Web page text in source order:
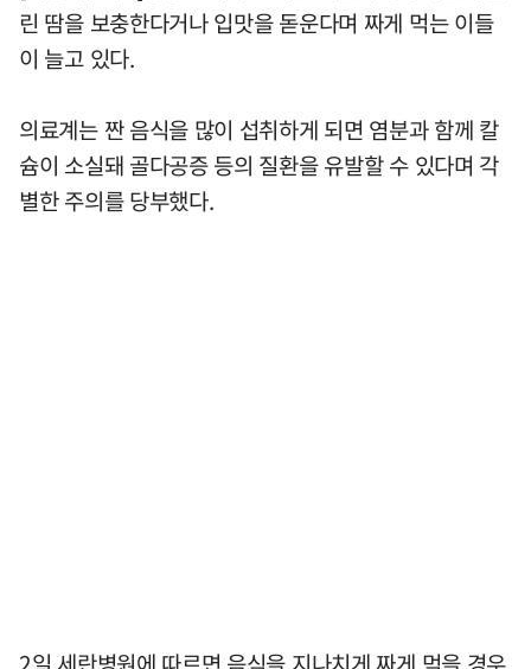
린 땀을 보충한다거나 입맛을 돋운다며 짜게 먹는 이들
이 늘고 있다.
의료계는 짠 음식을 많이 섭취하게 되면 염분과 함께 칼
슘이 소실돼 골다공증 등의 질환을 유발할 수 있다며 각
별한 주의를 당부했다.